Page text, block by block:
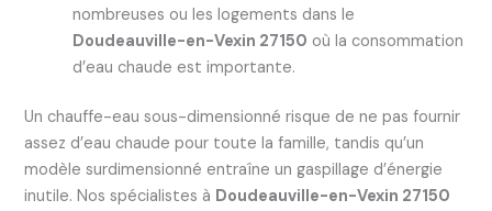
nombreuses ou les logements dans le
Doudeauville-en-Vexin 27150 où la consommation
d’eau chaude est importante.
Un chauffe-eau sous-dimensionné risque de ne pas fournir
assez d’eau chaude pour toute la famille, tandis qu’un
modèle surdimensionné entraîne un gaspillage d’énergie
inutile. Nos spécialistes à Doudeauville-en-Vexin 27150